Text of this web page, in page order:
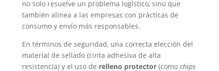
no solo resuelve un problema logístico, sino que
también alinea a las empresas con prácticas de
consumo y envío más responsables.
En términos de seguridad, una correcta elección del
material de sellado (cinta adhesiva de alta
resistencia) y el uso de relleno protector(como chips